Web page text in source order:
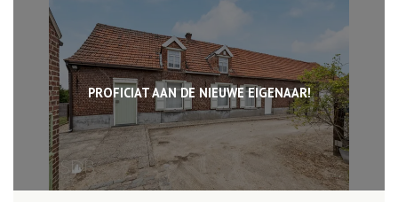
PROFICIAT AAN DE NIEUWE EIGENAAR!